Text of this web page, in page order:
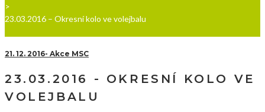
>
23.03.2016 – Okresní kolo ve volejbalu
21. 12. 2016 Akce MSC
23.03.2016 - OKRESNÍ KOLO VE
VOLEJBALU